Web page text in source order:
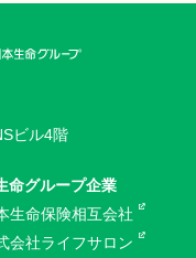
ビル4階
命グループ企業
生命保険相互会社
会社ライフサロン